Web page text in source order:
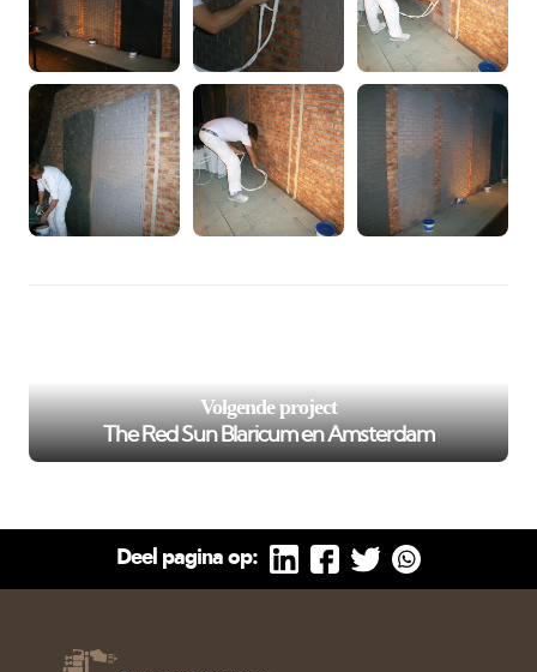
Volgende project
The Red Sun Blaricum en Amsterdam
Deel pagina op: